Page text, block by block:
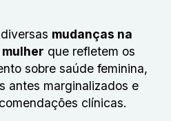
mudanças na
que refletem os
sobre saúde feminina,
antes marginalizados e
clínicas.